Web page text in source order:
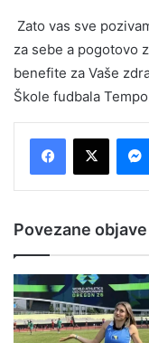
Zato vas sve
za sebe a pogotovo
benefite za Vaše
Škole fudbala
Povezane objave